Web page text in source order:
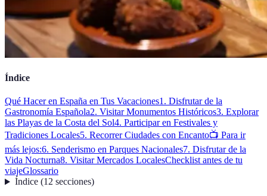
Índice
Qué Hacer en España en Tus Vacaciones1. Disfrutar de la
Gastronomía Española2. Visitar Monumentos Históricos3. Explorar
las Playas de la Costa del Sol4. Participar en Festivales y
Tradiciones Locales5. Recorrer Ciudades con Encanto📺 Para ir
más lejos:6. Senderismo en Parques Nacionales7. Disfrutar de la
Vida Nocturna8. Visitar Mercados LocalesChecklist antes de tu
viajeGlossario
Índice(12 secciones)